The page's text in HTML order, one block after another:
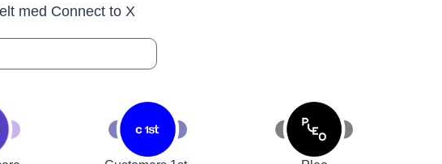
med Connect to X